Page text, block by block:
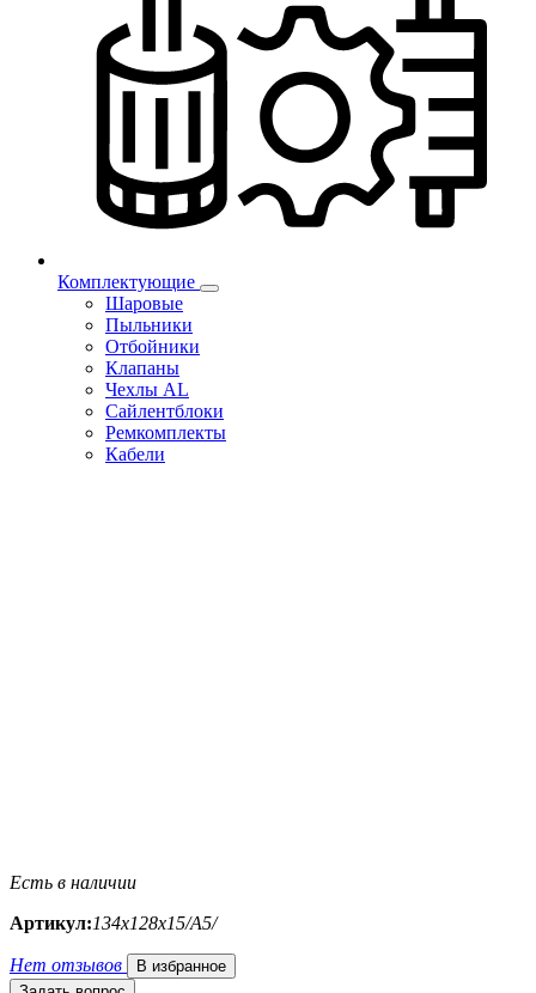
Комплектующие
Шаровые
Пыльники
Отбойники
Клапаны
Чехлы AL
Сайлентблоки
Ремкомплекты
Кабели
Есть в наличии
Артикул:134х128х15/A5/
Нет отзывов
В избранное